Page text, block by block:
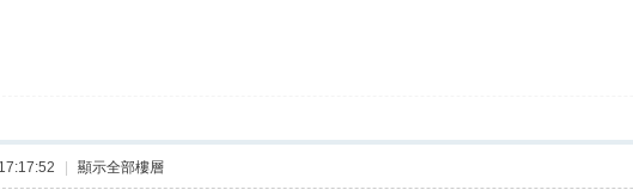
顯示全部樓層